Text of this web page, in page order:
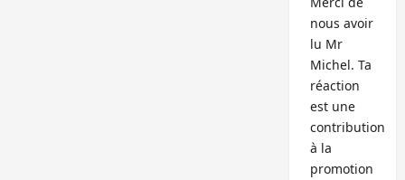
nous avoir
lu Mr
Michel. Ta
réaction
est une
contribution
à la
promotion